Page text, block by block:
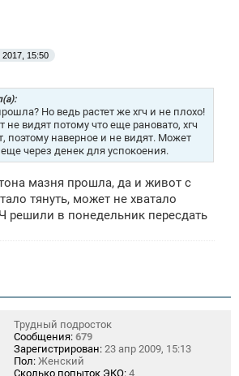
2017, 15:50
Но ведь растет же хгч и не плохо!
не видят потому что еще рановато, хгч
поэтому наверное и не видят. Может
еще через денек для успокоения.
мазня прошла, да и живот с
тянуть, может не хватало
решили в понедельник пересдать
Трудный подросток
Сообщения: 679
Зарегистрирован: 23 апр 2009, 15:13
Пол: Женский
Сколько попыток ЭКО: 4